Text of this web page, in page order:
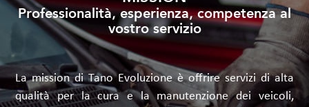
Professionalità, esperienza, competenza al
vostro servizio
La mission di Tano Evoluzione è offrire servizi di alta
qualità per la cura e la manutenzione dei veicoli,